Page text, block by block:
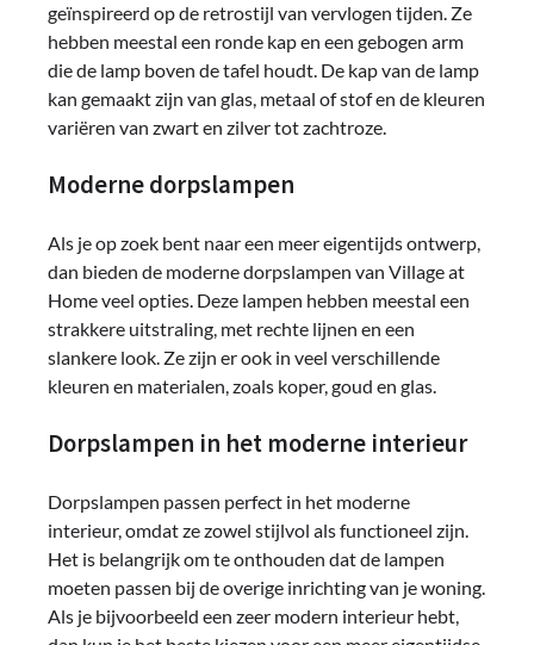
geïnspireerd op de retrostijl van vervlogen tijden. Ze
hebben meestal een ronde kap en een gebogen arm
die de lamp boven de tafel houdt. De kap van de lamp
kan gemaakt zijn van glas, metaal of stof en de kleuren
variëren van zwart en zilver tot zachtroze.
Moderne dorpslampen
Als je op zoek bent naar een meer eigentijds ontwerp,
dan bieden de moderne dorpslampen van Village at
Home veel opties. Deze lampen hebben meestal een
strakkere uitstraling, met rechte lijnen en een
slankere look. Ze zijn er ook in veel verschillende
kleuren en materialen, zoals koper, goud en glas.
Dorpslampen in het moderne interieur
Dorpslampen passen perfect in het moderne
interieur, omdat ze zowel stijlvol als functioneel zijn.
Het is belangrijk om te onthouden dat de lampen
moeten passen bij de overige inrichting van je woning.
Als je bijvoorbeeld een zeer modern interieur hebt,